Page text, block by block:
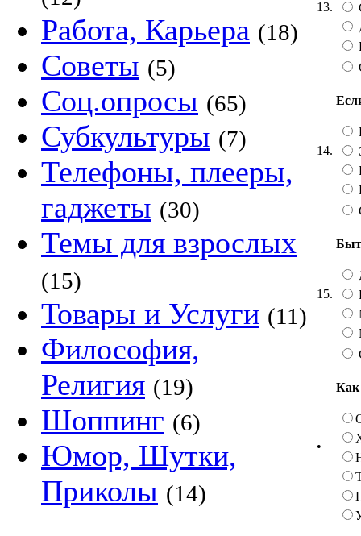
Работа, Карьера (18)
Советы (5)
Соц.опросы (65)
Субкультуры (7)
Телефоны, плееры,
гаджеты (30)
Темы для взрослых
(15)
Товары и Услуги (11)
Философия,
Религия (19)
Шоппинг (6)
Юмор, Шутки,
Приколы (14)
13.
14.
15.
•
Как